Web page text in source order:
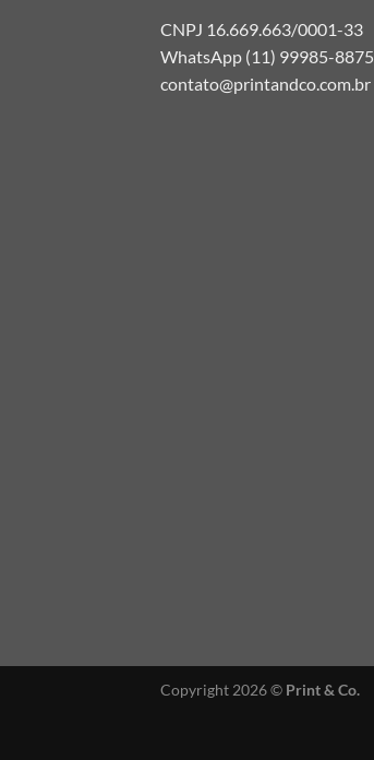
CNPJ 16.669.663/0001-33
WhatsApp (11) 99985-8875
contato@printandco.com.br
Copyright 2026 © Print & Co.